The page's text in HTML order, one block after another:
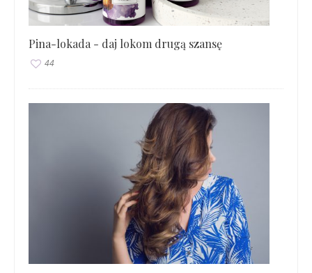
Pina-lokada - daj lokom drugą szansę
44